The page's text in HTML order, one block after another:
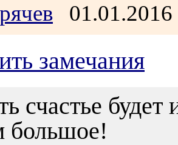
замечания
счастье
большое!